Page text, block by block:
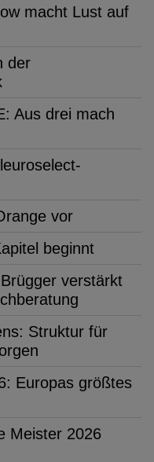
macht Lust auf
der
Aus drei mach
vor
beginnt
verstärkt
Struktur für
Europas größtes
Meister 2026